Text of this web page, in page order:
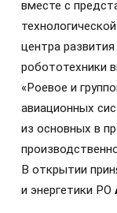
вместе с
центра
робототехники
«Роевое и
авиационных
из основных в
В открытии
и энергетики РО